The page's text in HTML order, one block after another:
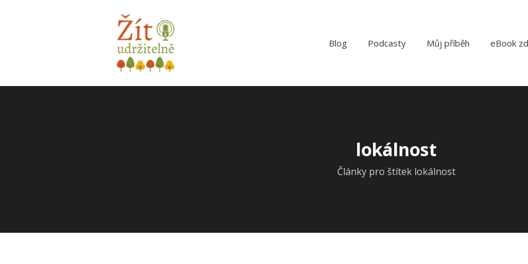
Blog Podcasty Můj příběh eBook
lokálnost
Články pro štítek lokálnost